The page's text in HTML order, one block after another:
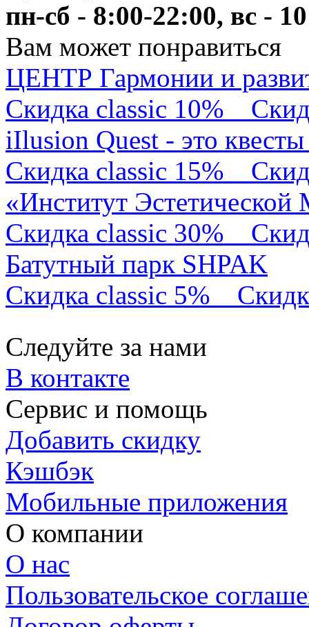
пн-сб - 8:00-22:00, вс -
Вам может понравиться
ЦЕНТР Гармонии и
Скидка classic 10%
iIlusion Quest - это
Скидка classic 15%
«Институт
Скидка classic 30%
Батутный парк SHPAK
Скидка classic 5%
Следуйте за нами
В контакте
Сервис и помощь
Добавить скидку
Кэшбэк
Мобильные приложения
О компании
О нас
Пользовательское